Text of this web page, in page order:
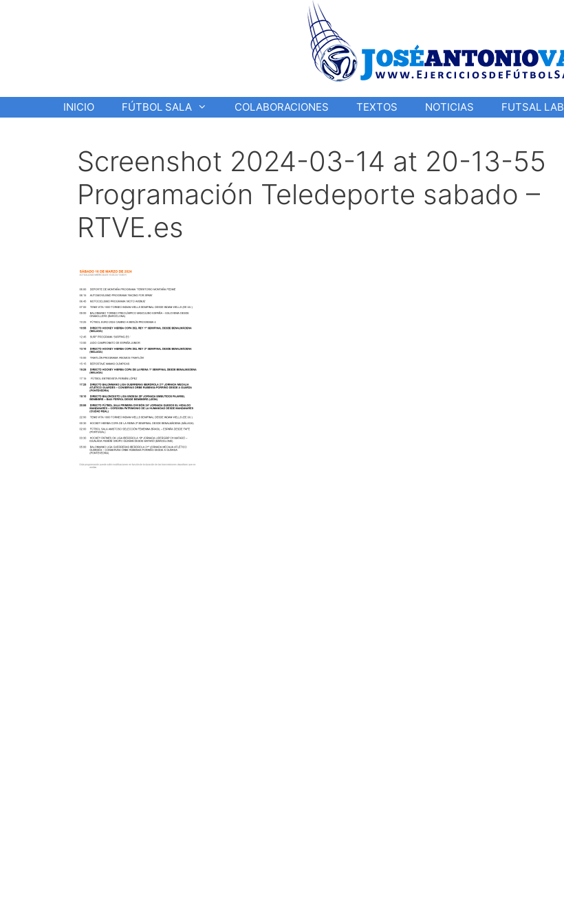
INICIO FÚTBOL SALA COLABORACIONES TEXTOS NOTICIAS FUTSAL LAB
Screenshot 2024-03-14 at 20-13-55
Programación Teledeporte sabado –
RTVE.es